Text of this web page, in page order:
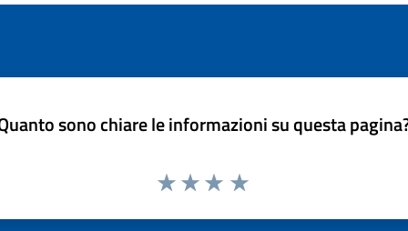
sono chiare le informazioni su questa